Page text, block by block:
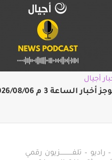
أجيال
أخبار الساعة 3 م 2026/08/06
– تلفــــــــــــزيون رقمي